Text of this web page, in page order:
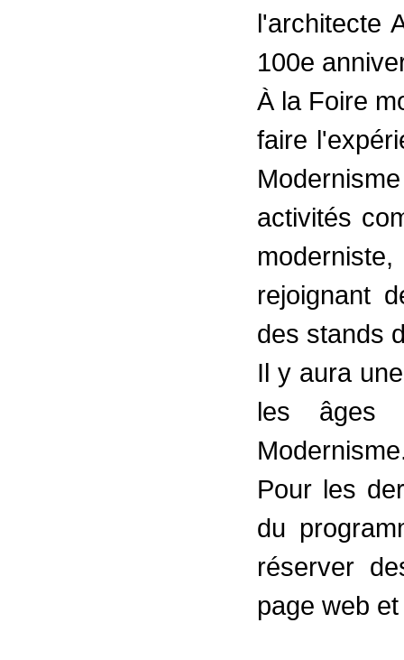
l'architecte
100e
À la Foire
faire
activités
rejoignant
des stands
Il y aura
les âges
Pour les
du
réserver
page web